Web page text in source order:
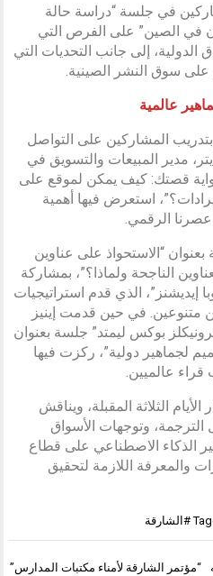
في جلسة “دراسة حالة
في الصين” على الفرص التي
إلى جانب التحديات التي
سوق النشر الصينية.
عالمية
بتدريب المشاركين على التواصل
مدير المبيعات والتسويق في
قصتك: كيف يمكن لموقع على
استعرض فيها أهمية
الرقمي.
“الاستحواذ على عناوين
الناجحة ولماذا؟”، بمشاركة
إيديشنز”، الذي قدم استراتيجيات
متنوعين. في حين قدمت إينيز
بوكس ليمتد” جلسة بعنوان
لجماهير دولية”، ركزت فيها
عالميين.
الثلاثة المقبلة، ويناقش
وتوجهات الأسواق
الذكاء الاصطناعي على قطاع
والمعرفة اللازمة لتحقيق
#الشارقة
“مؤتمر الشارقة لأمناء مكتبات المدارس”